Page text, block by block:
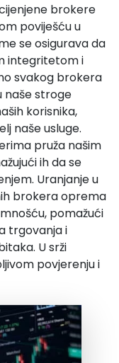
brokere
poviješću u
se osigurava da
integritetom i
svakog brokera
naše stroge
korisnika,
naše usluge.
pruža našim
ih da se
Uranjanje u
brokera oprema
pomažući
trgovanja i
U srži
povjerenju i